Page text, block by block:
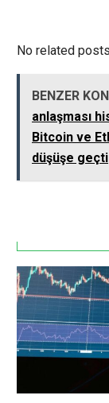
No related
BENZER
anlaşması
Bitcoin ve
düşüşe geçti